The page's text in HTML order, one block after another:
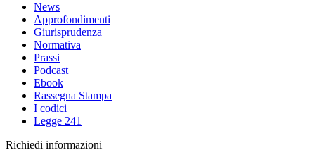
News
Approfondimenti
Giurisprudenza
Normativa
Prassi
Podcast
Ebook
Rassegna Stampa
I codici
Legge 241
Richiedi informazioni